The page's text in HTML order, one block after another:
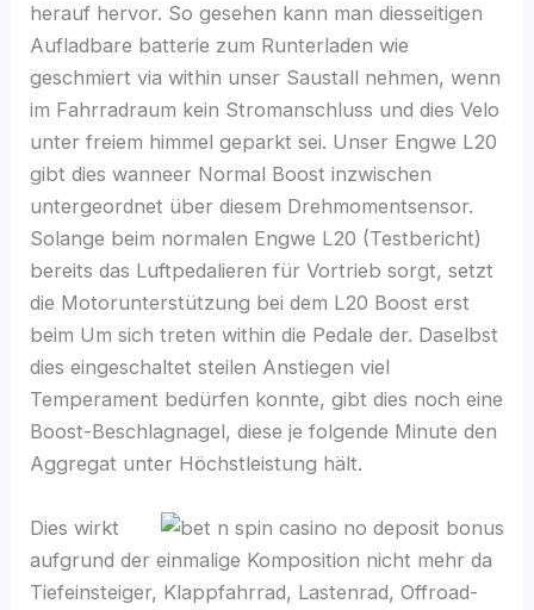
herauf hervor. So gesehen kann man diesseitigen
Aufladbare batterie zum Runterladen wie
geschmiert via within unser Saustall nehmen, wenn
im Fahrradraum kein Stromanschluss und dies Velo
unter freiem himmel geparkt sei. Unser Engwe L20
gibt dies wanneer Normal Boost inzwischen
untergeordnet über diesem Drehmomentsensor.
Solange beim normalen Engwe L20 (Testbericht)
bereits das Luftpedalieren für Vortrieb sorgt, setzt
die Motorunterstützung bei dem L20 Boost erst
beim Um sich treten within die Pedale der. Daselbst
dies eingeschaltet steilen Anstiegen viel
Temperament bedürfen konnte, gibt dies noch eine
Boost-Beschlagnagel, diese je folgende Minute den
Aggregat unter Höchstleistung hält.
Dies wirkt
aufgrund der einmalige Komposition nicht mehr da
Tiefeinsteiger, Klappfahrrad, Lastenrad, Offroad-